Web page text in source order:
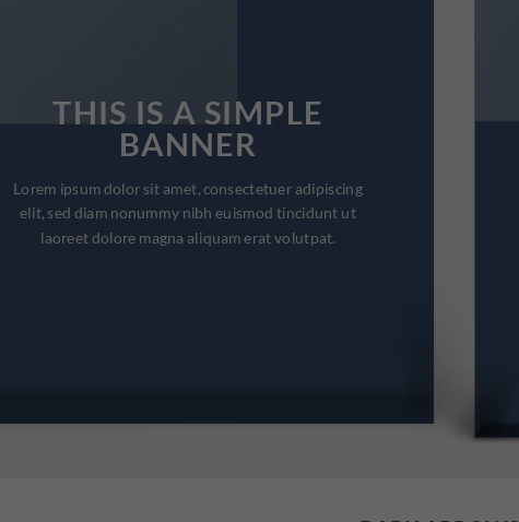
THIS IS A SIMPLE
BANNER
Lorem ipsum dolor sit amet, consectetuer adipiscing
elit, sed diam nonummy nibh euismod tincidunt ut
laoreet dolore magna aliquam erat volutpat.